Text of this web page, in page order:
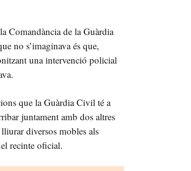
Comandància de la Guàrdia
no s’imaginava és que,
una intervenció policial
que la Guàrdia Civil té a
juntament amb dos altres
diversos mobles als
recinte oficial.